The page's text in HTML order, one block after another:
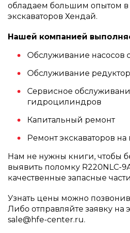
обладаем большим опытом в
экскаваторов Хендай.
Нашей компанией
Обслуживание насосов
Обслуживание
Сервисное
гидроцилиндров
Капитальный ремонт
Ремонт экскаваторов на
Нам не нужны книги, чтобы
выявить поломку R220NLC-
качественные запасные
Узнать цены можно
Либо отправляйте заявку на
sale@hfe-center.ru.